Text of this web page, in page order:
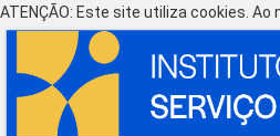
ATENÇÃO: Este site utiliza cookies.